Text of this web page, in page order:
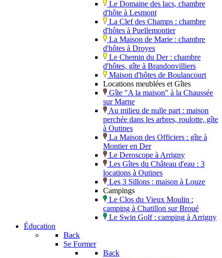
Le Domaine des lacs, chambre
d'hôte à Lesmont
La Clef des Champs : chambre
d'hôtes à Puellemontier
La Maison de Marie : chambre
d'hôtes à Droyes
Le Chemin du Der : chambre
d'hôtes, gîte à Brandonvilliers
Maison d'hôtes de Boulancourt
Locations meublées et Gîtes
Gîte "A la maison" à la Chaussée
sur Marne
Au milieu de nulle part : maison
perchée dans les arbres, roulotte, gîte
à Outines
La Maison des Officiers : gîte à
Montier en Der
Le Deroscope à Arrigny
Les Gîtes du Château d'eau : 3
locations à Outines
Les 3 Sillons : maison à Louze
Campings
Le Clos du Vieux Moulin :
camping à Chatillon sur Broué
Le Swin Golf : camping à Arrigny
Éducation
Back
Se Former
Back